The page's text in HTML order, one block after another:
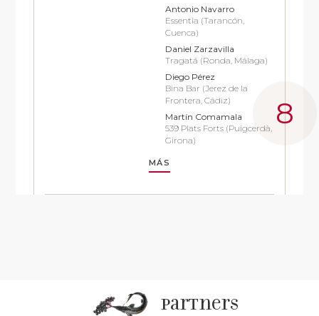
Antonio Navarro
Essentia (Tarancón,
Cuenca)
Daniel Zarzavilla
Tragatá (Ronda, Málaga)
Diego Pérez
Bina Bar (Jerez de la
Frontera, Cádiz)
Martín Comamala
539 Plats Forts (Puigcerdà,
Girona)
MÁS
partners